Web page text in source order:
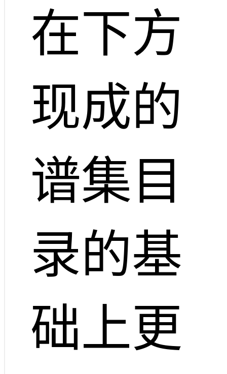
在下方
现成的
谱集目
录的基
础上更